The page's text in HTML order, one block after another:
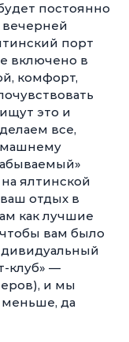
постоянно
порт
включено в
комфорт,
это и
все,
ялтинской
отдых в
как лучшие
вам было
клуб» —
и мы
да